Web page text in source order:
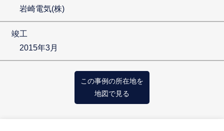
岩崎電気(株)
竣工
2015年3月
この事例の所在地を
地図で見る